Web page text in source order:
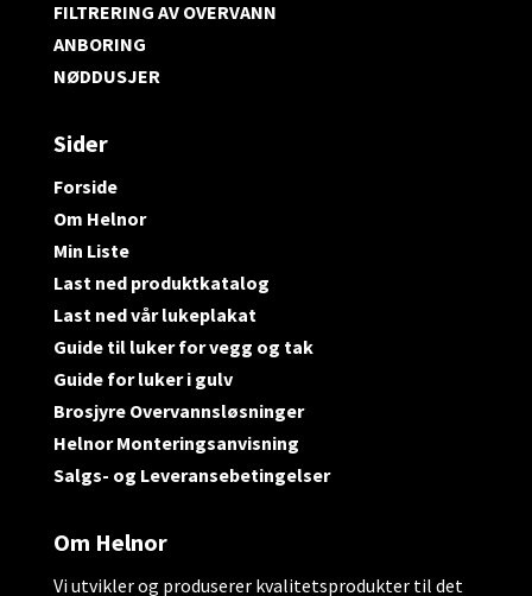
FILTRERING AV OVERVANN
ANBORING
NØDDUSJER
Sider
Forside
Om Helnor
Min Liste
Last ned produktkatalog
Last ned vår lukeplakat
Guide til luker for vegg og tak
Guide for luker i gulv
Brosjyre Overvannsløsninger
Helnor Monteringsanvisning
Salgs- og Leveransebetingelser
Om Helnor
Vi utvikler og produserer kvalitetsprodukter til det